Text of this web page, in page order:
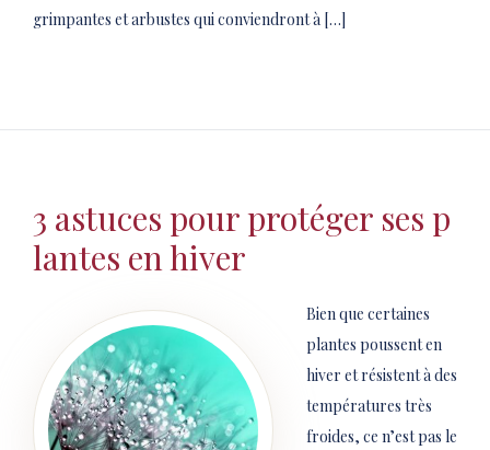
grimpantes et arbustes qui conviendront à […]
3 astuces pour protéger ses p
lantes en hiver
Bien que certaines
plantes poussent en
hiver et résistent à des
températures très
froides, ce n’est pas le